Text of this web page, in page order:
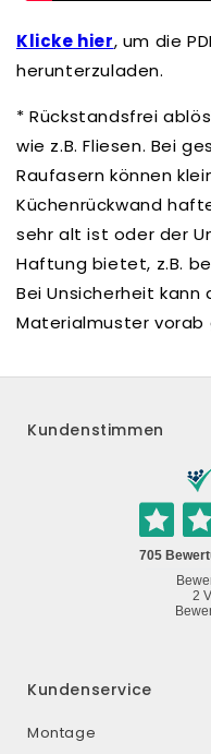
Klicke hier, um die
herunterzuladen.
* Rückstandsfrei
wie z.B. Fliesen. Bei
Raufasern können
Küchenrückwand
sehr alt ist oder der
Haftung bietet, z.B.
Bei Unsicherheit
Materialmuster
Kundenstimmen
Kundenservice
Montage